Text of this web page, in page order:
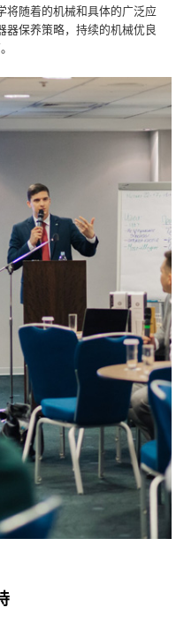
将随着的机械和具体的广泛应
器保养策略，持续的机械优良